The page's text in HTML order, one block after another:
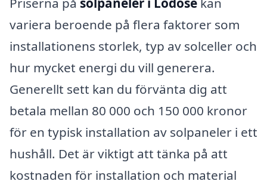
variera beroende på flera faktorer som
installationens storlek, typ av solceller och
hur mycket energi du vill generera.
Generellt sett kan du förvänta dig att
betala mellan 80 000 och 150 000 kronor
för en typisk installation av solpaneler i ett
hushåll. Det är viktigt att tänka på att
kostnaden för installation och material